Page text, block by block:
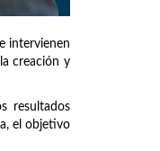
intervienen
creación y
resultados
el objetivo